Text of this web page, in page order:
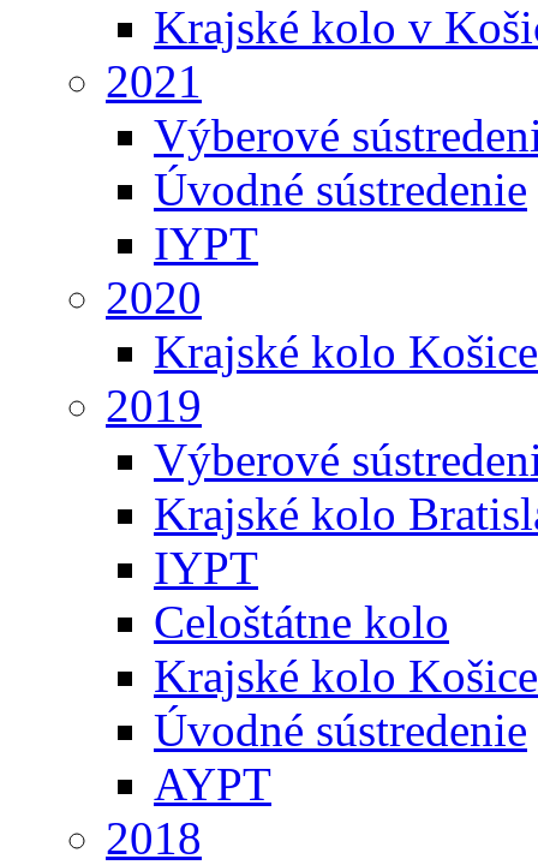
Krajské kolo v
2021
Výberové
Úvodné sústredenie
IYPT
2020
Krajské kolo Košice
2019
Výberové
Krajské kolo
IYPT
Celoštátne kolo
Krajské kolo Košice
Úvodné sústredenie
AYPT
2018